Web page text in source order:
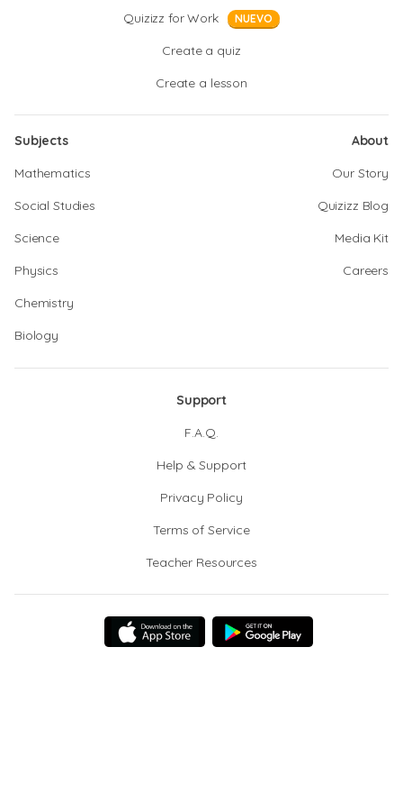
Quizizz for Work NUEVO
Create a quiz
Create a lesson
Subjects
Mathematics
Social Studies
Science
Physics
Chemistry
Biology
About
Our Story
Quizizz Blog
Media Kit
Careers
Support
F.A.Q.
Help & Support
Privacy Policy
Terms of Service
Teacher Resources